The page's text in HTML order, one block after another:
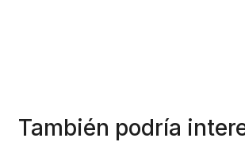
También podría